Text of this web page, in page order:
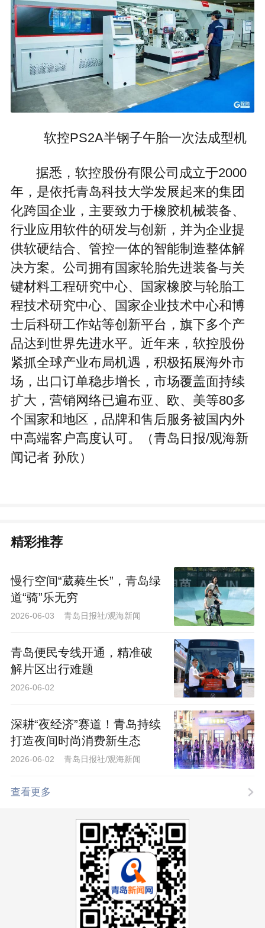
软控PS2A半钢子午胎一次法成型机
据悉，软控股份有限公司成立于2000
年，是依托青岛科技大学发展起来的集团
化跨国企业，主要致力于橡胶机械装备、
行业应用软件的研发与创新，并为企业提
供软硬结合、管控一体的智能制造整体解
决方案。公司拥有国家轮胎先进装备与关
键材料工程研究中心、国家橡胶与轮胎工
程技术研究中心、国家企业技术中心和博
士后科研工作站等创新平台，旗下多个产
品达到世界先进水平。近年来，软控股份
紧抓全球产业布局机遇，积极拓展海外市
场，出口订单稳步增长，市场覆盖面持续
扩大，营销网络已遍布亚、欧、美等80多
个国家和地区，品牌和售后服务被国内外
中高端客户高度认可。（青岛日报/观海新
闻记者 孙欣）
精彩推荐
慢行空间“葳蕤生长”，青岛绿
道“骑”乐无穷
2026-06-03 青岛日报社/观海新闻
青岛便民专线开通，精准破
解片区出行难题
2026-06-02
深耕“夜经济”赛道！青岛持续
打造夜间时尚消费新生态
2026-06-02 青岛日报社/观海新闻
查看更多